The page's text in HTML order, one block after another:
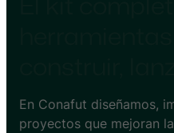
En Conafut diseñamos,
proyectos que mejoran